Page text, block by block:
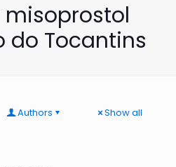
do Tocantins
Authors Show all